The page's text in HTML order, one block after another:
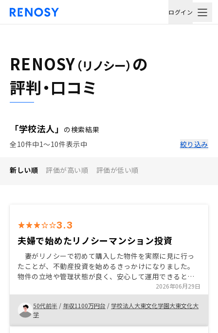
ログイン
RENOSY （リノシー） の
評判・口コミ
「学校法人」 の検索結果
全10件中1〜10件表示中
絞り込み
新しい順 評価が高い順 評価が低い順
3.3
夫婦で始めたリノシーマンション投資
妻がリノシーで初めて購入した物件を実際に見に行っ
たことが、不動産投資を始めるきっかけになりました。
物件の立地や管理状態が良く、安心して運用できると感
じたため、自分自身も購入を検討するようになりまし
た。また、団体信用生命保険に加入できる年齢のタイミ
ングだったことも後押しとなりました。 ・他社と比較し
て利回りが低いと感じるため、もう少し利回りの高い物
件の紹介を増やしてほしい。 ・現地でマンションを確認
2026年06月29日
50代前半 / 年収1100万円台 / 学校法人大東文化学園大東文化大
学